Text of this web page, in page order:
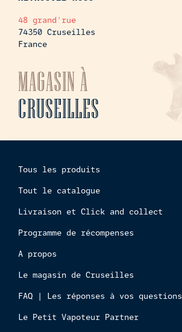
48 grand'rue
74350 Cruseilles
France
MAGASIN À
CRUSEILLES
Tous les produits
Tout le catalogue
Livraison et Click and collect
Programme de récompenses
A propos
Le magasin de Cruseilles
FAQ | Les réponses à vos questions
Le Petit Vapoteur Partner